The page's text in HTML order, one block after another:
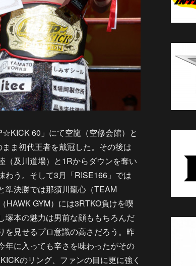
60」にて空龍（空修会館）と
ま初代王者を戴冠した。その後は
（及川道場）と1Rからダウンを奪い
わう。そして3月「RISE166」では
準決勝では那須川龍心（TEAM
HAWK GYM）には3RTKO負けを喫
塚本の魅力は男前な顔ももちろんだ
を見せるプロ意識の高さだろう。昨
年に入っても辛さを味わったがその
のリング、ファンの目に更に強く